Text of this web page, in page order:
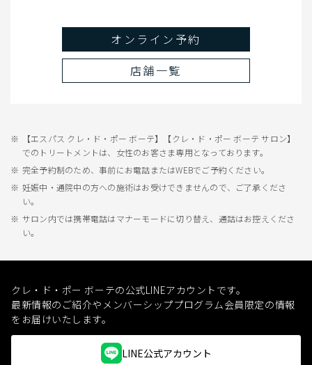
オンライン予約
店舗一覧
【エスパス クレ・ド・ポー ボーテ】【クレ・ド・ポー ボーテ サロン】
でのトリートメントは、女性のお客さま専用となっております。
完全予約制のため、事前にお電話またはWEBでご予約ください。
妊娠中・通院中の方への施術はお受けできませんので、ご了承くださ
い。
サロン内では携帯電話はマナーモードに切り替え、通話はお控えくださ
い。
クレ・ド・ポー ボーテの公式LINEアカウントです。
最新情報のご紹介やメンバーシッププログラム会員限定の情報
をお届けいたします。
LINE公式アカウント